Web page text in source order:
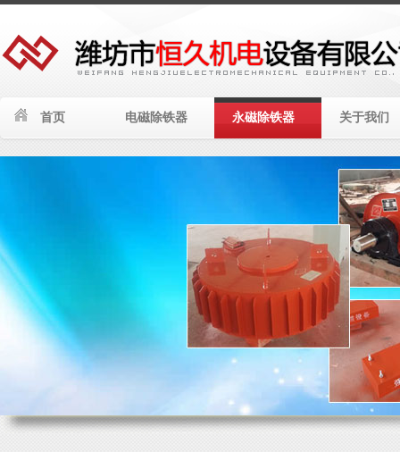
首页 电磁除铁器 永磁除铁器 关于我们